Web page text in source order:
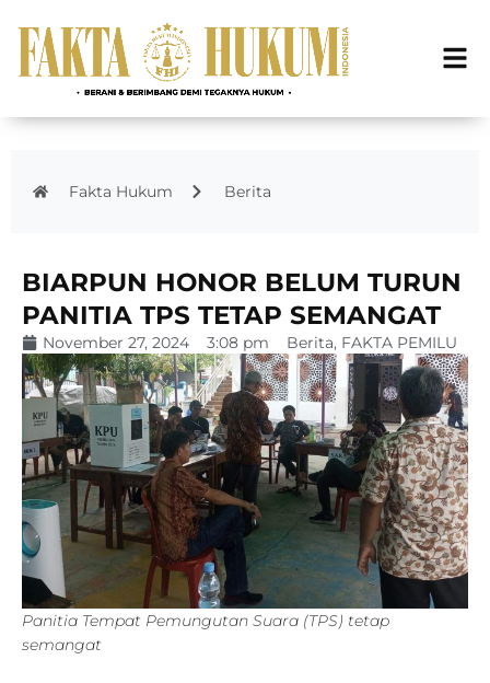
Fakta Hukum Berita
BIARPUN HONOR BELUM TURUN
PANITIA TPS TETAP SEMANGAT
November 27, 2024 3:08 pm Berita, FAKTA PEMILU
Panitia Tempat Pemungutan Suara (TPS) tetap
semangat